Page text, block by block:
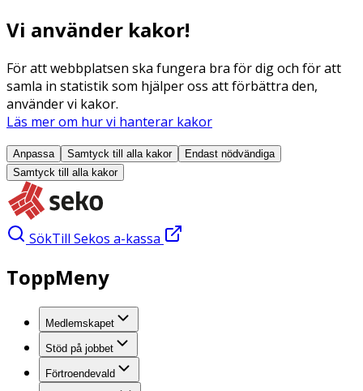
Vi använder kakor!
För att webbplatsen ska fungera bra för dig och för att
samla in statistik som hjälper oss att förbättra den,
använder vi kakor.
Läs mer om hur vi hanterar kakor
Anpassa Samtyck till alla kakor
Endast nödvändiga
Samtyck till alla kakor
SökTill Sekos a-kassa
ToppMeny
Medlemskapet
Stöd på jobbet
Förtroendevald